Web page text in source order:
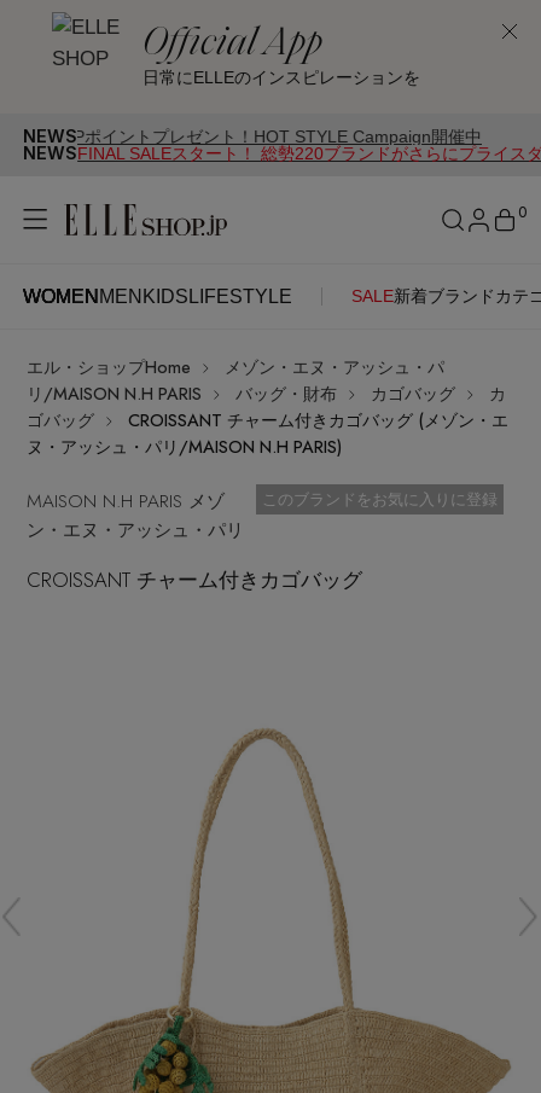
Official App
日常にELLEのインスピレーションを
NEWS
イントプレゼント！HOT STYLE Campaign開催中
NEWSFINAL SALEスタート！ 総勢220ブランドがさらにプライス
WOMEN MEN KIDS LIFESTYLE SALE新着ブランド カテ
0
WOMENMENKIDSLIFESTYLE
ITEMS
最旬！トレンドワード
【予約】新作ウェアをチェック
【Tシャツ】デイリーに活躍
【日傘】完全遮光・軽量傘
CATEGORY
ログイン
はじめてご利用の方
新規会員登録
いち早くお届けします。
カスタマーサポート
SEE RESULTS
エル・ショップHome
メゾン・エヌ・アッシュ・パ
リ/MAISON N.H PARIS
バッグ・財布 カゴバッグ
カ
ゴバッグ
CROISSANT チャーム付きカゴバッグ (メゾン・エ
ヌ・アッシュ・パリ/MAISON N.H PARIS)
MAISON N.H PARIS メゾ
ン・エヌ・アッシュ・パリ
お気に入り済
このブランドをお気に入りに登録
CROISSANT チャーム付きカゴバッグ